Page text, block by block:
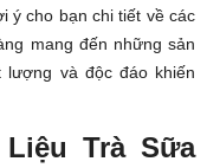
ý cho bạn chi tiết về các
mang đến những sản
và độc đáo khiến
Trà Sữa